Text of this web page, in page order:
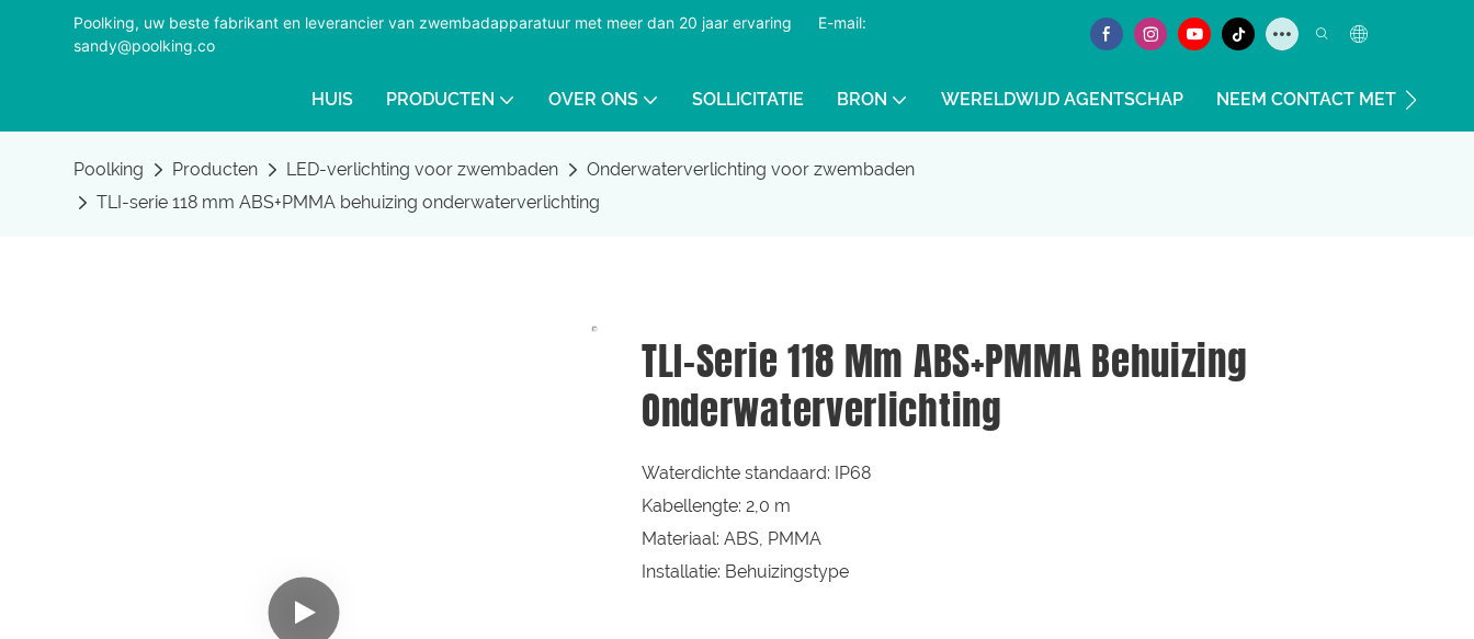
Poolking, uw beste fabrikant en leverancier van zwembadapparatuur met meer dan 20 jaar ervaring
E-mail:
sandy@poolking.co
HUIS PRODUCTEN OVER ONS SOLLICITATIE BRON WERELDWIJD AGENTSCHAP NEEM CONTACT MET ONS OP
Poolking Producten LED-verlichting voor zwembaden
Onderwaterverlichting voor zwembaden
TLI-serie 118 mm ABS+PMMA behuizing onderwaterverlichting
TLI-Serie 118 Mm ABS+PMMA Behuizing
Onderwaterverlichting
Waterdichte standaard: IP68
Kabellengte: 2,0 m
Materiaal: ABS, PMMA
Installatie: Behuizingstype